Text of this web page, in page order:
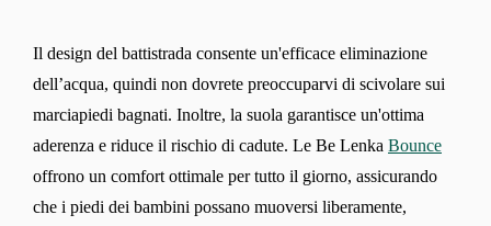
Il design del battistrada consente un'efficace eliminazione
dell’acqua, quindi non dovrete preoccuparvi di scivolare sui
marciapiedi bagnati. Inoltre, la suola garantisce un'ottima
aderenza e riduce il rischio di cadute. Le Be Lenka Bounce
offrono un comfort ottimale per tutto il giorno, assicurando
che i piedi dei bambini possano muoversi liberamente,